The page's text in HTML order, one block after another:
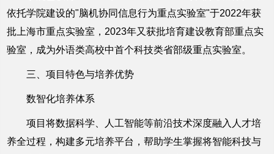
依托学院建设的"脑机协同信息行为重点实验室"于2022年获
批上海市重点实验室，2023年又获批培育建设教育部重点实
验室，成为外语类高校中首个科技类省部级重点实验室。
三、项目特色与培养优势
数智化培养体系
项目将数据科学、人工智能等前沿技术深度融入人才培
养全过程，构建多元培养平台，帮助学生掌握将智能科技与